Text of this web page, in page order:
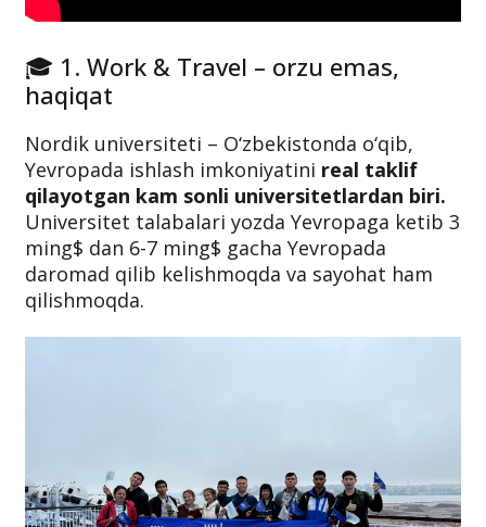
🎓 1. Work & Travel – orzu emas,
haqiqat
Nordik universiteti – O‘zbekistonda o‘qib,
Yevropada ishlash imkoniyatini real taklif
qilayotgan kam sonli universitetlardan biri.
Universitet talabalari yozda Yevropaga ketib 3
ming$ dan 6-7 ming$ gacha Yevropada
daromad qilib kelishmoqda va sayohat ham
qilishmoqda.